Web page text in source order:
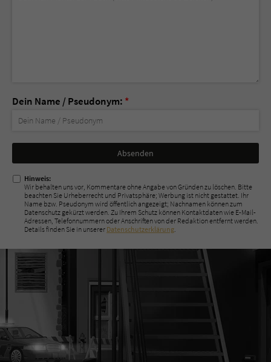
Dein Name / Pseudonym: *
Nicht
ausfüllen!
Hinweis:
Wir behalten uns vor, Kommentare ohne Angabe von Gründen zu löschen. Bitte
beachten Sie Urheberrecht und Privatsphäre; Werbung ist nicht gestattet. Ihr
Name bzw. Pseudonym wird öffentlich angezeigt; Nachnamen können zum
Datenschutz gekürzt werden. Zu Ihrem Schutz können Kontaktdaten wie E-Mail-
Adressen, Telefonnummern oder Anschriften von der Redaktion entfernt werden.
Details finden Sie in unserer Datenschutzerklärung